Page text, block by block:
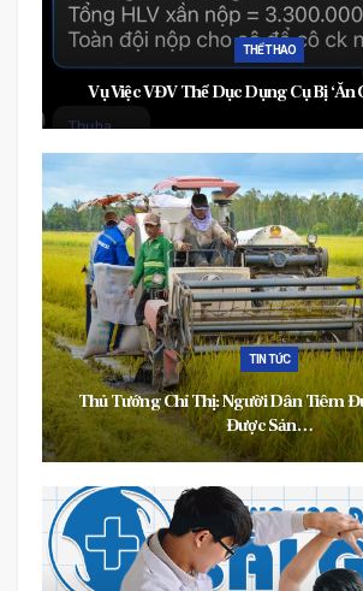
THỂ THAO
Vụ Việc VĐV Thể Dục Dụng Cụ Bị ‘ăn
TIN TỨC
Thủ Tướng Chỉ Thị: Người Dân Tiêm
Được Sản…